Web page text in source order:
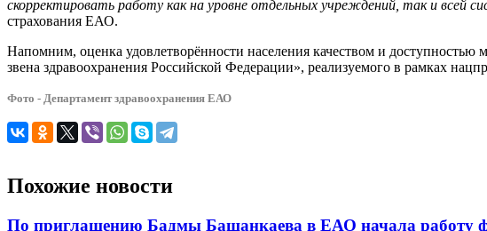
скорректировать работу как на уровне отдельных учреждений, так и всей
страхования ЕАО.
Напомним, оценка удовлетворённости населения качеством и
звена здравоохранения Российской Федерации», реализуемого в рамках
Фото - Департамент здравоохранения ЕАО
Похожие новости
По приглашению Бадмы Башанкаева в ЕАО начала работу